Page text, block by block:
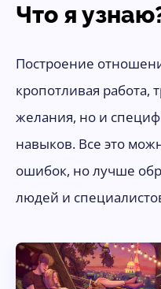
Что я
Построение
кропотливая работа,
желания, но и
навыков. Все это
ошибок, но лучше
людей и